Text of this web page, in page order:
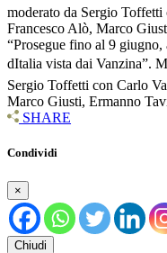
moderato da Sergio
Francesco Alò, Marco
“Prosegue fino al 9
dItalia vista dai Vanzina”.
Sergio Toffetti con Carlo
Marco Giusti, Ermanno
SHARE
Condividi
×
Chiudi